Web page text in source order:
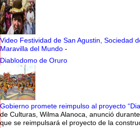
Video Festividad de San Agustin, Sociedad
Maravilla del Mundo -
Diablodomo de Oruro
Gobierno promete reimpulso al proyecto
de Culturas, Wilma Alanoca, anunció
que se reimpulsará el proyecto de la